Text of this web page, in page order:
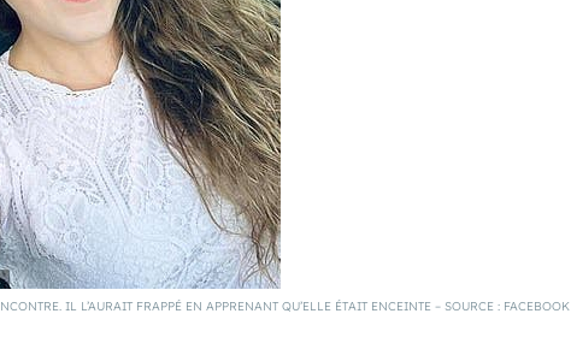
IL L’AURAIT FRAPPÉ EN APPRENANT QU’ELLE ÉTAIT ENCEINTE – SOURCE : FACEBOOK